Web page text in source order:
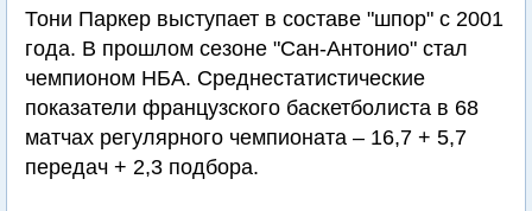
Тони Паркер выступает в составе "шпор" с 2001
года. В прошлом сезоне "Сан-Антонио" стал
чемпионом НБА. Среднестатистические
показатели французского баскетболиста в 68
матчах регулярного чемпионата – 16,7 + 5,7
передач + 2,3 подбора.